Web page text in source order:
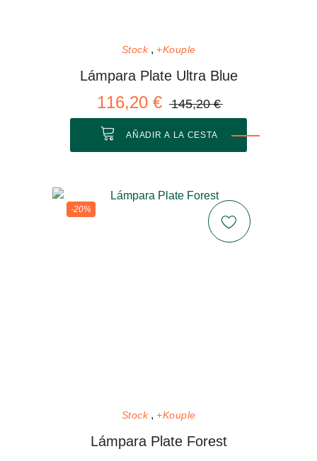
Stock +Kouple
Lámpara Plate Ultra Blue
116,20 € 145,20 €
AÑADIR A LA CESTA
-20%
Stock +Kouple
Lámpara Plate Forest